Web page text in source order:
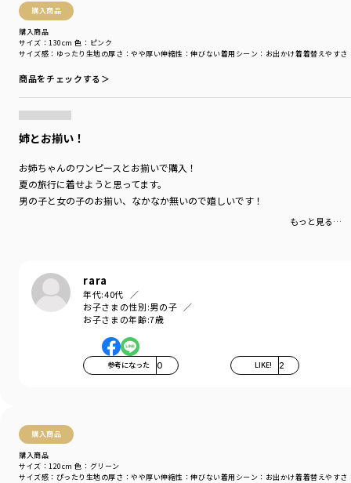
購入商品
購入商品
サイズ感 ：ゆったり 生地の厚さ ：やや厚い伸縮性 ：伸びない着用シーン ：お出かけ着着替えやすさ
サイズ：130cm 色：ピンク
商品をチェックする＞
姉とお揃い！
お姉ちゃんのワンピースとお揃いで購入！
夏の旅行に着せようと思ってます。
男の子と女の子のお揃い、なかなか無いので嬉しいです！
もっと見る…
rara
年代:40代
お子さまの性別:男の子
お子さまの年齢:7歳
参考になった 0 LIKE! 2
購入商品
購入商品
サイズ感 ：ぴったり 生地の厚さ ：やや厚い伸縮性 ：伸びない着用シーン ：お出かけ着着替えやすさ
サイズ：120cm 色：グリーン